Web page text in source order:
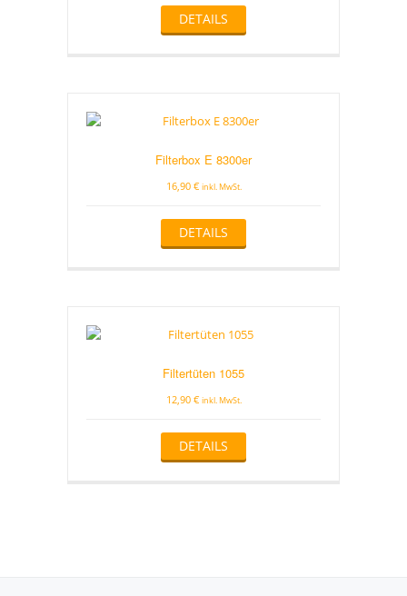
DETAILS
Filterbox E 8300er
16,90 € inkl. MwSt.
DETAILS
Filtertüten 1055
12,90 € inkl. MwSt.
DETAILS